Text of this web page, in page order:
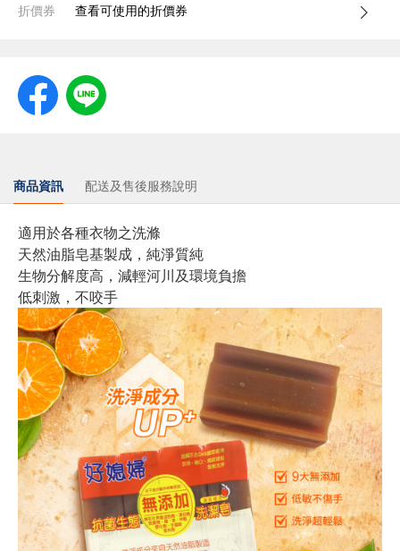
折價券 查看可使用的折價券
商品資訊 配送及售後服務說明
適用於各種衣物之洗滌
天然油脂皂基製成，純淨質純
生物分解度高，減輕河川及環境負擔
低刺激，不咬手